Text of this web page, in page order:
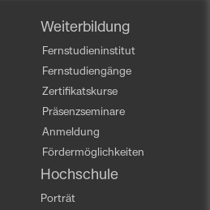
Weiterbildung
Fernstudieninstitut
Fernstudiengänge
Zertifikatskurse
Präsenzseminare
Anmeldung
Fördermöglichkeiten
Hochschule
Porträt